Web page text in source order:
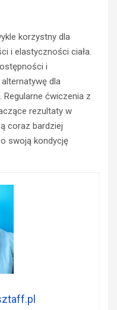
korzystny dla
i elastyczności ciała.
i
dla
ćwiczenia z
rezultaty w
coraz bardziej
swoją kondycję